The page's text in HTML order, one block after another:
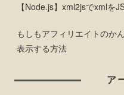
【Node.js】xml2jsでxmlを
もしもアフィリエイトのか
表示する方法
ア